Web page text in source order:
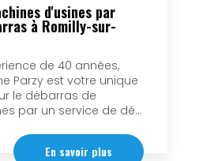
d'usines par
à Romilly-sur-
de 40 années,
Parzy est votre unique
le débarras de
par un service de dé...
En savoir plus